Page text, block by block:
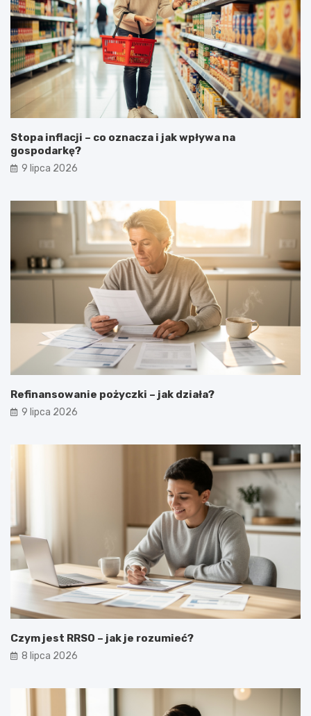
Stopa inflacji – co oznacza i jak wpływa na
gospodarkę?
9 lipca 2026
Refinansowanie pożyczki – jak działa?
9 lipca 2026
Czym jest RRSO – jak je rozumieć?
8 lipca 2026